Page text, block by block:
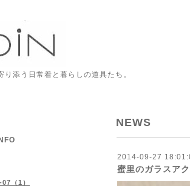
り添う日常着と暮らしの道具たち。
NEWS
2014-09-27
蜜里のガラスア
（1）